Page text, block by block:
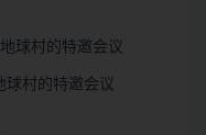
球村的特邀会议
球村的特邀会议